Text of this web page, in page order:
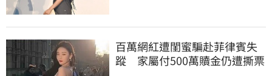
百萬網紅遭閨蜜騙赴菲律賓失
蹤 家屬付500萬贖金仍遭撕票